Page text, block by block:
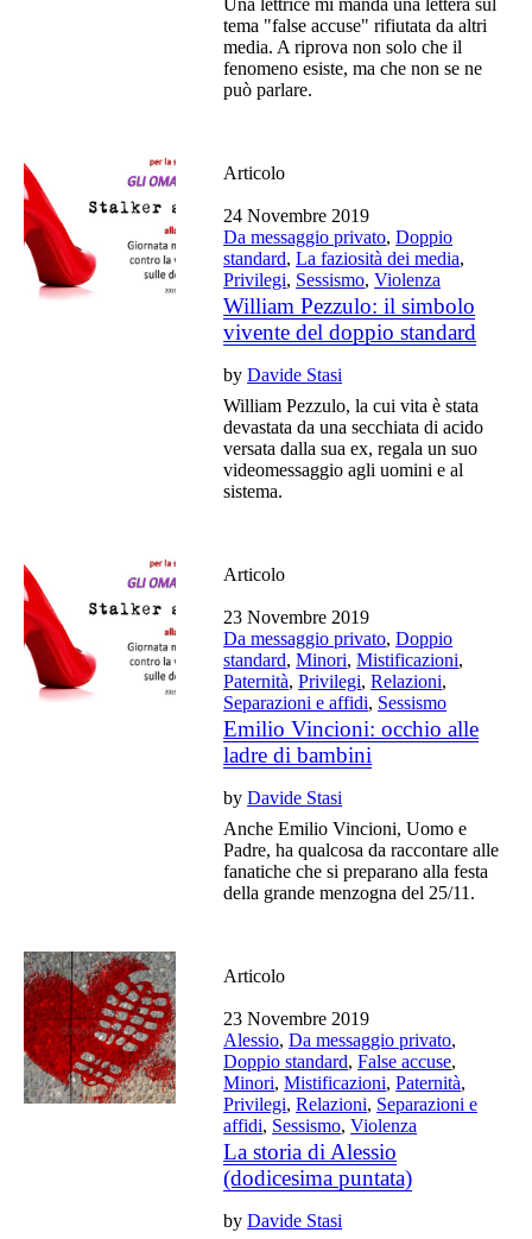
tema "false accuse" rifiutata da altri
media. A riprova non solo che il
fenomeno esiste, ma che non se ne
può parlare.
Articolo
24 Novembre 2019
Da messaggio privato,Doppio
standard,La faziosità dei media,
Privilegi, Sessismo,Violenza
William Pezzulo: il simbolo
vivente del doppio standard
byDavide Stasi
William Pezzulo, la cui vita è stata
devastata da una secchiata di acido
versata dalla sua ex, regala un suo
videomessaggio agli uomini e al
sistema.
Articolo
23 Novembre 2019
Da messaggio privato,Doppio
standard,Minori,Mistificazioni,
Paternità,Privilegi,Relazioni,
Separazioni e affidi, Sessismo
Emilio Vincioni: occhio alle
ladre di bambini
byDavide Stasi
Anche Emilio Vincioni, Uomo e
Padre, ha qualcosa da raccontare alle
fanatiche che si preparano alla festa
della grande menzogna del 25/11.
Articolo
23 Novembre 2019
Alessio,Da messaggio privato,
Doppio standard,False accuse,
Minori,Mistificazioni,Paternità,
Privilegi,Relazioni, Separazioni e
affidi, Sessismo,Violenza
La storia di Alessio
(dodicesima puntata)
byDavide Stasi